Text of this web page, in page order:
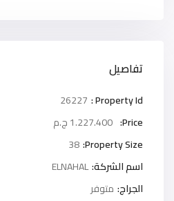
تفاصيل
Property Id :
26227
Price: 1.227.400 ج.م
Property Size:
38
اسم الشركة:ELNAHAL
الجراج: متوفر